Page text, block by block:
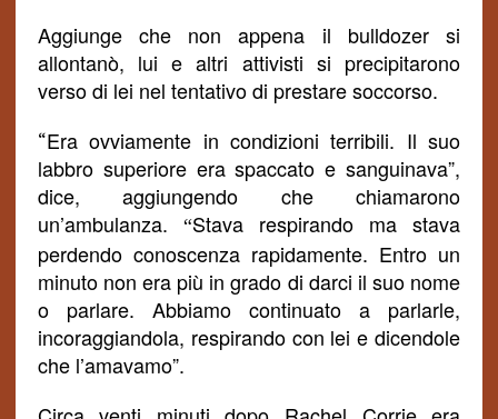
Aggiunge che non appena il bulldozer si
allontanò, lui e altri attivisti si precipitarono
verso di lei nel tentativo di prestare soccorso.
“Era ovviamente in condizioni terribili. Il suo
labbro superiore era spaccato e sanguinava”,
dice, aggiungendo che chiamarono
un’ambulanza.
“Stava respirando ma stava
perdendo conoscenza rapidamente. Entro un
minuto non era più in grado di darci il suo nome
o parlare. Abbiamo continuato a parlarle,
incoraggiandola, respirando con lei e dicendole
che l’amavamo”.